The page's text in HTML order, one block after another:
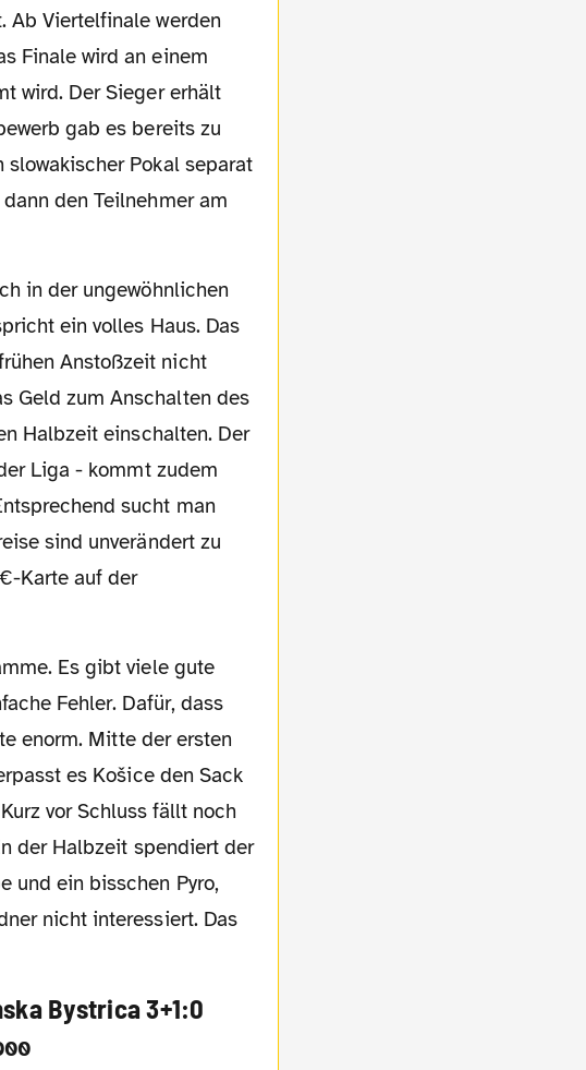
Ab Viertelfinale werden
Finale wird an einem
wird. Der Sieger erhält
gab es bereits zu
Pokal separat
den Teilnehmer am
ein volles Haus. Das
Anstoßzeit nicht
Geld zum Anschalten des
Halbzeit einschalten. Der
Liga - kommt zudem
sucht man
sind unverändert zu
Karte auf der
Fehler. Dafür, dass
enorm. Mitte der ersten
es Košice den Sack
vor Schluss fällt noch
der Halbzeit spendiert der
und ein bisschen Pyro,
nicht interessiert. Das
Bystrica 3+1:0